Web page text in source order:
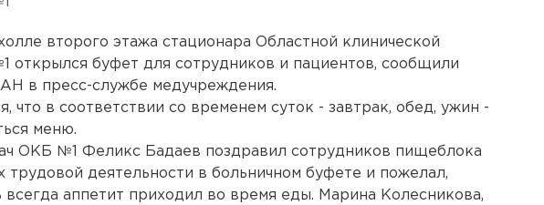
второго этажа стационара Областной клинической
открылся буфет для сотрудников и пациентов, сообщили
в пресс-службе медучреждения.
что в соответствии со временем суток - завтрак, обед, ужин -
меню.
ОКБ №1 Феликс Бадаев поздравил сотрудников пищеблока
трудовой деятельности в больничном буфете и пожелал,
всегда аппетит приходил во время еды. Марина Колесникова,